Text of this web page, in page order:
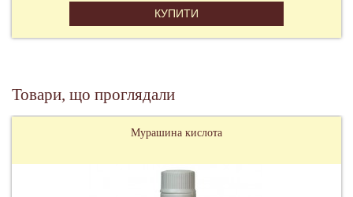
КУПИТИ
Товари, що проглядали
Мурашина кислота